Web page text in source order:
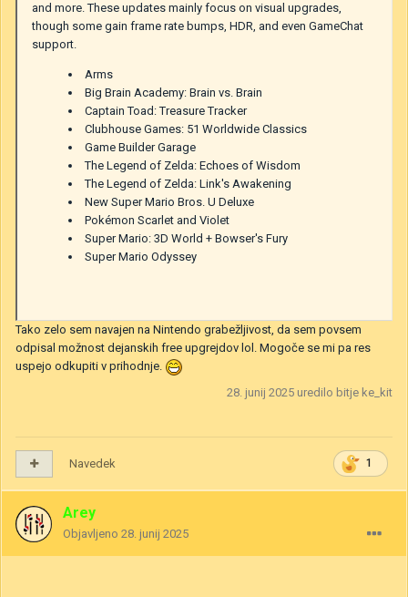
and more. These updates mainly focus on visual upgrades,
though some gain frame rate bumps, HDR, and even GameChat
support.
Arms
Big Brain Academy: Brain vs. Brain
Captain Toad: Treasure Tracker
Clubhouse Games: 51 Worldwide Classics
Game Builder Garage
The Legend of Zelda: Echoes of Wisdom
The Legend of Zelda: Link's Awakening
New Super Mario Bros. U Deluxe
Pokémon Scarlet and Violet
Super Mario: 3D World + Bowser's Fury
Super Mario Odyssey
Tako zelo sem navajen na Nintendo grabežljivost, da sem povsem
odpisal možnost dejanskih free upgrejdov lol. Mogoče se mi pa res
uspejo odkupiti v prihodnje.
28. junij 2025 uredilo bitje ke_kit
1
Navedek
Arey
Objavljeno 28. junij 2025